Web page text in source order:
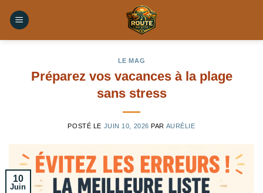
LE MAG
Préparez vos vacances à la plage
sans stress
POSTÉ LE JUIN 10, 2026 PAR AURÉLIE
10
Juin